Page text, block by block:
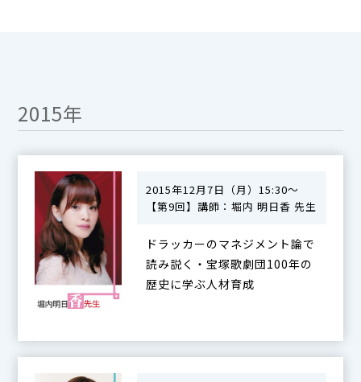
2015年
2015年12月7日（月）15:30～
【第9回】講師：堀内 明日香 先生
ドラッカーのマネジメント論で
読み説く・宝塚歌劇団100年の
歴史に学ぶ人材育成